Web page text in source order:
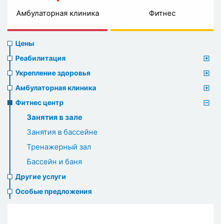
Амбулаторная клиника Фитнес
Prices
menu
Цены
Реабилитация
Укрепление здоровья
Амбулаторная клиника
Фитнес центр
Занятия в зале
Занятия в бассейне
Тренажерный зал
Бассейн и баня
Другие услуги
Особые предложения